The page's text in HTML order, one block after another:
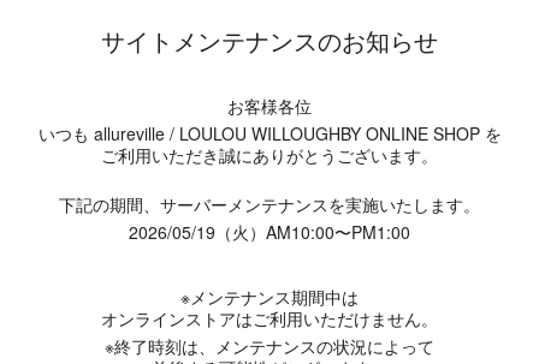
サイトメンテナンスのお知らせ
お客様各位
いつも allureville / LOULOU WILLOUGHBY ONLINE SHOP を
ご利用いただき誠にありがとうございます。
下記の期間、サーバーメンテナンスを実施いたします。
2026/05/19（火）AM10:00〜PM1:00
※メンテナンス期間中は
オンラインストアはご利用いただけません。
※終了時刻は、メンテナンスの状況によって